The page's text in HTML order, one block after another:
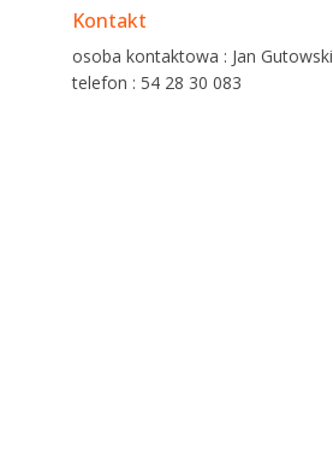
Kontakt
osoba kontaktowa : Jan Gutowski
telefon : 54 28 30 083